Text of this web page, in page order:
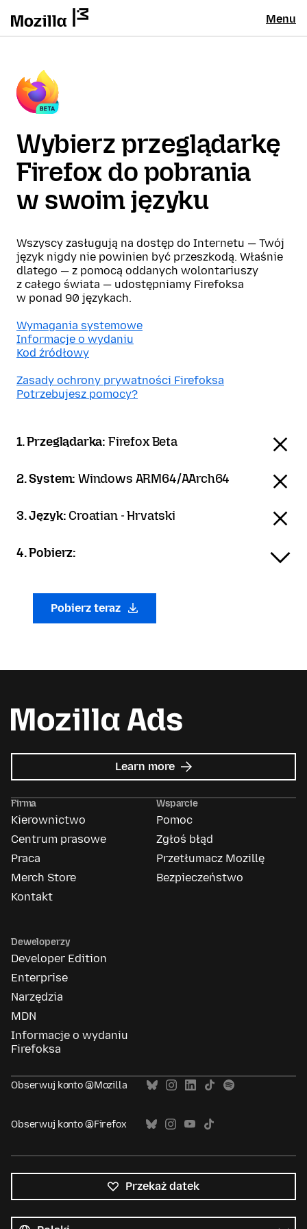
Menu
Wybierz przeglądarkę
Firefox do pobrania
w swoim języku
Wszyscy zasługują na dostęp do Internetu — Twój
język nigdy nie powinien być przeszkodą. Właśnie
dlatego — z pomocą oddanych wolontariuszy
z całego świata — udostępniamy Firefoksa
w ponad 90 językach.
Wymagania systemowe
Informacje o wydaniu
Kod źródłowy
Zasady ochrony prywatności Firefoksa
Potrzebujesz pomocy?
1. Przeglądarka: Firefox Beta
2. System:Windows ARM64/AArch64
3. Język: Croatian - Hrvatski
4. Pobierz:
Pobierz teraz
Learn more about
Mozilla
Firma
Kierownictwo
Centrum prasowe
Praca
Merch Store
Kontakt
Wsparcie
Pomoc
Zgłoś błąd
Przetłumacz Mozillę
Bezpieczeństwo
Deweloperzy
Developer Edition
Enterprise
Narzędzia
MDN
Informacje o wydaniu
Firefoksa
Obserwuj konto @Mozilla
Obserwuj konto @Firefox
Przekaż datek
języki
Język